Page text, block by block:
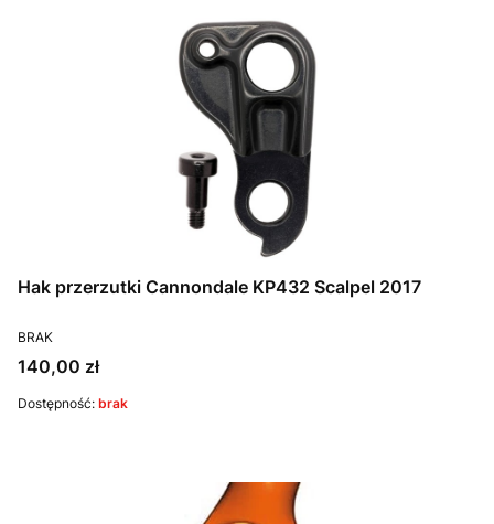
Hak przerzutki Cannondale KP432 Scalpel 2017
PRODUCENT
BRAK
Cena
140,00 zł
Dostępność: brak